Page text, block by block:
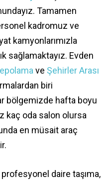
Tamamen
kadromuz ve
kamyonlarımızla
sağlamaktayız. Evden
ve Şehirler Arası
biri
bölgemizde hafta boyu
kaç oda salon olursa
en müsait araç
daire taşıma,